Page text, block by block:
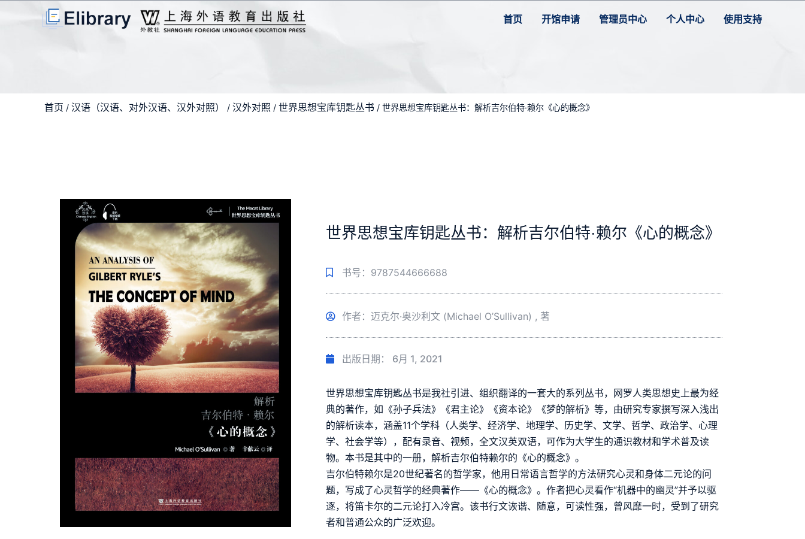
首页 开馆申请 管理员中心 个人中心 使用支持
首页 / 汉语（汉语、对外汉语、汉外对照） / 汉外对照 / 世界思想宝库钥匙丛书 / 世界思想宝库钥匙丛书：解析吉尔伯特·赖尔《心的概念》
世界思想宝库钥匙丛书：解析吉尔伯特·赖尔《心的概念》
书号：9787544666688
作者：迈克尔·奥沙利文 (Michael O’Sullivan) , 著
出版日期： 6月 1, 2021
世界思想宝库钥匙丛书是我社引进、组织翻译的一套大的系列丛书，网罗人类思想史上最为经
典的著作，如《孙子兵法》《君主论》《资本论》《梦的解析》等，由研究专家撰写深入浅出
的解析读本，涵盖11个学科（人类学、经济学、地理学、历史学、文学、哲学、政治学、心理
学、社会学等），配有录音、视频，全文汉英双语，可作为大学生的通识教材和学术普及读
物。本书是其中的一册，解析吉尔伯特赖尔的《心的概念》。
吉尔伯特赖尔是20世纪著名的哲学家，他用日常语言哲学的方法研究心灵和身体二元论的问
题，写成了心灵哲学的经典著作——《心的概念》。作者把心灵看作“机器中的幽灵”并予以驱
逐，将笛卡尔的二元论打入冷宫。该书行文诙谐、随意，可读性强，曾风靡一时，受到了研究
者和普通公众的广泛欢迎。